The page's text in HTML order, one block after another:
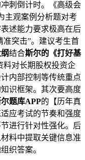
刺倒计时。《高级会
主观案例分析题对考
述能力要求极高在后
准突击”。建议考生首
结合斯尔的《打好基
料对长期股权投资企
内部控制等传统重点
识框架。其次要高度
题库APP的【历年真
应考试的节奏和强度
进行针对性强化。后
料中提取关键信息准
织答案。